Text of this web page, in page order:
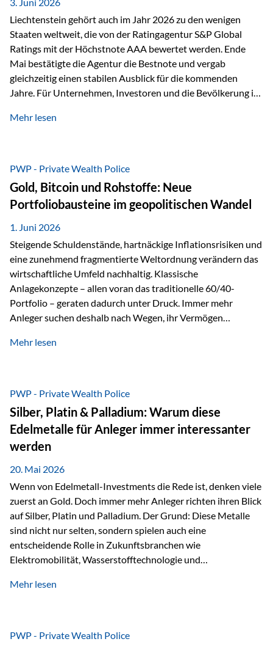
Liechtenstein gehört auch im Jahr 2026 zu den wenigen
Staaten weltweit, die von der Ratingagentur S&P Global
Ratings mit der Höchstnote AAA bewertet werden. Ende
Mai bestätigte die Agentur die Bestnote und vergab
gleichzeitig einen stabilen Ausblick für die kommenden
Jahre. Für Unternehmen, Investoren und die Bevölkerung ist
finanzielle Stabilität des Landes sowie das Vertrauen
trotz Herausforderungen Die weltwirtschaftlichen
Rahmenbedingungen bleiben anspruchsvoll. Geopolitische
Unsicherheiten, eine verhaltene Investitionstätigkeit und
eine schwächere Nachfrage in wichtigen Exportmärkten
beeinflussen auch die liechtensteinische Wirtschaft.
Dennoch sieht…
Mehr lesen
PWP - Private Wealth Police
Gold, Bitcoin und Rohstoffe: Neue
Portfoliobausteine im geopolitischen Wandel
1. Juni 2026
Steigende Schuldenstände, hartnäckige Inflationsrisiken und
eine zunehmend fragmentierte Weltordnung verändern das
wirtschaftliche Umfeld nachhaltig. Klassische
Anlagekonzepte – allen voran das traditionelle 60/40-
Portfolio – geraten dadurch unter Druck. Immer mehr
Anleger suchen deshalb nach Wegen, ihr Vermögen
Unsicherheit abzusichern. Genau hier rücken reale und
monetäre Rolle zurück Gold erlebt derzeit eine
bemerkenswerte Renaissance als monetärer Wertspeicher.
Treiber sind Rekordkäufe der Zentralbanken, geopolitische
Spannungen und ein schleichender Vertrauensverlust in
ungedeckte Papierwährungen. Wie groß dieser
Vertrauensverlust ausfällt, zeigt ein nüchterner
Mehr lesen
PWP - Private Wealth Police
Silber, Platin & Palladium: Warum diese
Edelmetalle für Anleger immer interessanter
werden
20. Mai 2026
Wenn von Edelmetall-Investments die Rede ist, denken viele
zuerst an Gold. Doch immer mehr Anleger richten ihren Blick
auf Silber, Platin und Palladium. Der Grund: Diese Metalle
sind nicht nur selten, sondern spielen auch eine
entscheidende Rolle in Zukunftsbranchen wie
Elektromobilität, Wasserstofftechnologie und
Faktoren für Investoren – begrenztes Angebot und
klassischer „Sicherheitsanker“ gilt, bieten Silber, Platin und
Mehr lesen
PWP - Private Wealth Police